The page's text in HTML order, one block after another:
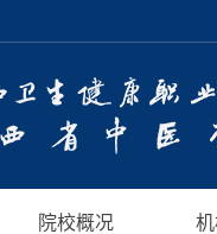
院校概况